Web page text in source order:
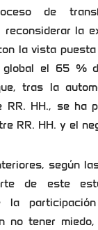
de
reconsiderar la
la vista
el 65 %
tras la
RR. HH., se ha
RR. HH. y el
según
de este
la
no tener